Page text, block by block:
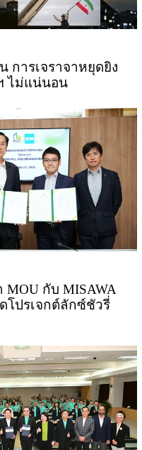
การเจราจาหยุดยิง
ไม่แน่นอน
MOU กับ MISAWA
ดโปรเจกต์ลักซ์ชัวรี่